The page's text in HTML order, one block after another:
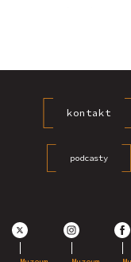
kontakt
podcasty